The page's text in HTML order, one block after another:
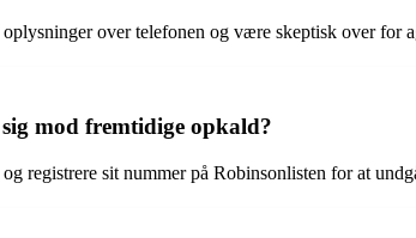
over telefonen og være skeptisk over for
mod fremtidige opkald?
registrere sit nummer på Robinsonlisten for at